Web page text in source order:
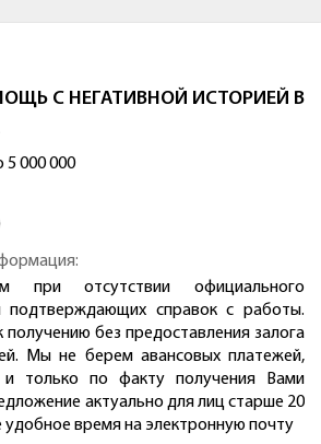
С НЕГАТИВНОЙ ИСТОРИЕЙ В
5 000 000
при отсутствии официального
подтверждающих справок с работы.
без предоставления залога
Мы не берем авансовых платежей,
и только по факту получения Вами
актуально для лиц старше 20
время на электронную почту